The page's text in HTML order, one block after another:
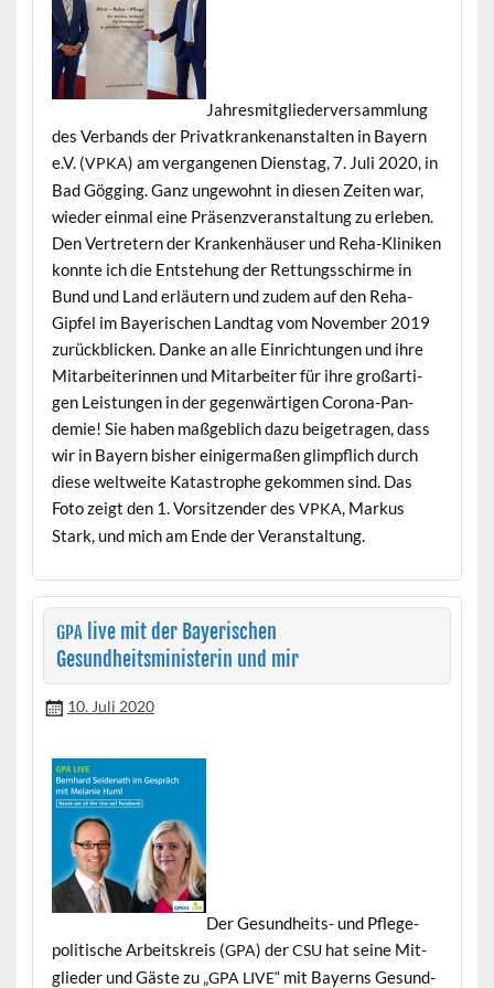
Jahresmit­gliederver­samm­lung
des Ver­bands der Pri­vatkranke­nanstal­ten in Bay­ern
e.V. (VPKA) am ver­gan­genen Dien­stag, 7. Juli 2020, in
Bad Gög­ging. Ganz unge­wohnt in diesen Zeit­en war,
wieder ein­mal eine Präsen­zver­anstal­tung zu erleben.
Den Vertretern der Kranken­häuser und Reha-Kliniken
kon­nte ich die Entste­hung der Ret­tungss­chirme in
Bund und Land erläutern und zudem auf den Reha-
Gipfel im Bay­erischen Land­tag vom Novem­ber 2019
zurück­blick­en. Danke an alle Ein­rich­tun­gen und ihre
Mitar­bei­t­erin­nen und Mitar­beit­er für ihre großar­ti­
gen Leis­tun­gen in der gegen­wär­ti­gen Coro­na-Pan­
demie! Sie haben maßge­blich dazu beige­tra­gen, dass
wir in Bay­ern bish­er einiger­maßen glimpflich durch
diese weltweite Katas­tro­phe gekom­men sind. Das
Foto zeigt den 1. Vor­sitzen­der des VPKA, Markus
Stark, und mich am Ende der Veranstaltung.
GPAlive mit der Bayerischen
Gesundheitsministerin und mir
10. Juli 2020
Der Gesund­heits- und Pflege­
poli­tis­che Arbeit­skreis (GPA) derCSUhat seine Mit­
glieder und Gäste zu „GPA LIVE“ mit Bay­erns Gesund­